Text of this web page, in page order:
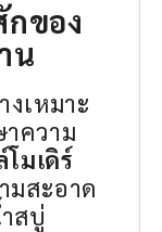
ของ
น
เหมาะ
ความ
มเดิร์
สะอาด
สบู่